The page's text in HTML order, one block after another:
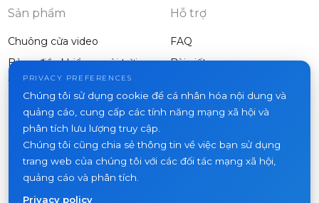
Sản phẩm
Chuông cửa video
Bảng điều khiển ngoài trời
Thiết bị khác
Hỗ trợ
FAQ
Bài viết
Dự án
Tin tức
Liên hệ
Nơi mua hàng
PRIVACY PREFERENCES
Chúng tôi sử dụng cookie để cá nhân hóa nội dung và
quảng cáo, cung cấp các tính năng mạng xã hội và
phân tích lưu lượng truy cập.
Chúng tôi cũng chia sẻ thông tin về việc bạn sử dụng
trang web của chúng tôi với các đối tác mạng xã hội,
quảng cáo và phân tích.
Privacy policy